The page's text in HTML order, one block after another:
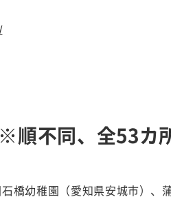
順不同、全53カ
橋幼稚園（愛知県安城市）、